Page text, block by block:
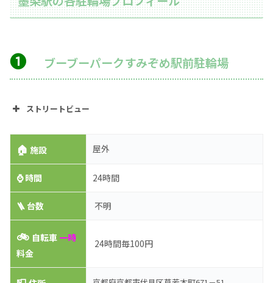
➊ ブーブーパークすみぞめ駅前駐輪場
ストリートビュー
🏠施設 屋外
⌚時間 24時間
🪜 台数 不明
🚲 自転車 一時
料金
24時間毎100円